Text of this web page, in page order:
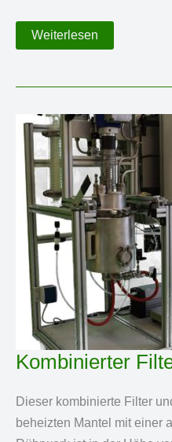
Trommeltrockner
zum
Trocknen
Weiterlesen
Kombinierter
Dieser kombinierte Filter
beheizten Mantel mit einer